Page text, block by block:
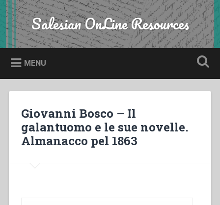
Skip
to
content
Search Salesian OnLine Resources
MENU
Giovanni Bosco – Il
galantuomo e le sue novelle.
Almanacco pel 1863